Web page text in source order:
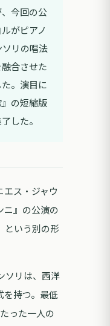
今回の公
がピアノ
リの唱法
合させた
。演目に
の短縮版
した。
エス・ジャウ
ニ』の公演の
という別の形
ソリは、西洋
を持つ。最低
った一人の